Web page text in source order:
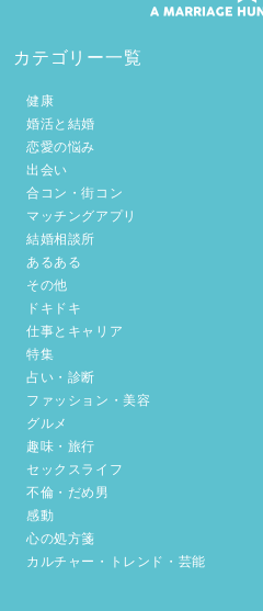
カテゴリー一覧
健康
婚活と結婚
恋愛の悩み
出会い
合コン・街コン
マッチングアプリ
結婚相談所
あるある
その他
ドキドキ
仕事とキャリア
特集
占い・診断
ファッション・美容
グルメ
趣味・旅行
セックスライフ
不倫・だめ男
感動
心の処方箋
カルチャー・トレンド・芸能